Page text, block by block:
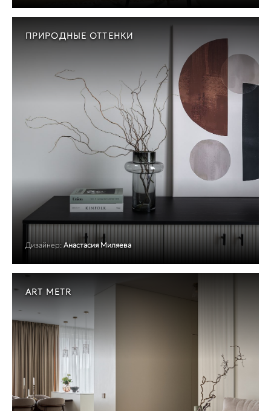
ПРИРОДНЫЕ ОТТЕНКИ
Дизайнер: Анастасия Миляева
ART METR